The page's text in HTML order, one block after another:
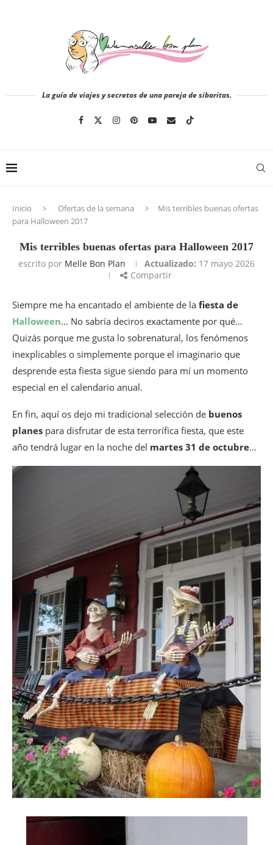
La guía de viajes y secretos de una pareja de sibaritas.
Inicio Ofertas de la semana
Mis terribles buenas ofertas
para Halloween 2017
Mis terribles buenas ofertas para Halloween 2017
escrito por Melle Bon Plan Actualizado: 17 mayo 2026
Compartir
Siempre me ha encantado el ambiente de la fiesta de
Halloween… No sabría deciros exactamente por qué…
Quizás porque me gusta lo sobrenatural, los fenómenos
inexplicables o simplemente porque el imaginario que
desprende esta fiesta sigue siendo para mí un momento
especial en el calendario anual.
En fin, aquí os dejo mi tradicional selección de buenos
planes para disfrutar de esta terrorífica fiesta, que este
año tendrá lugar en la noche del martes 31 de octubre…